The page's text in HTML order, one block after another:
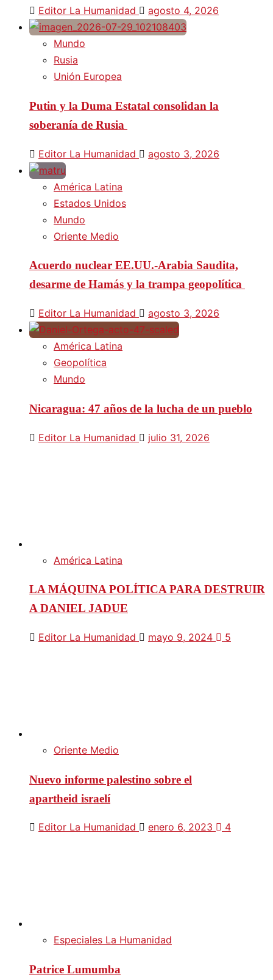
Editor La Humanidad agosto 4, 2026
Mundo
Rusia
Unión Europea
Putin y la Duma Estatal consolidan la
soberanía de Rusia
Editor La Humanidad agosto 3, 2026
América Latina
Estados Unidos
Mundo
Oriente Medio
Acuerdo nuclear EE.UU.-Arabia Saudita,
desarme de Hamás y la trampa geopolítica
Editor La Humanidad agosto 3, 2026
América Latina
Geopolítica
Mundo
Nicaragua: 47 años de la lucha de un pueblo
Editor La Humanidad julio 31, 2026
América Latina
LA MÁQUINA POLÍTICA PARA DESTRUIR
A DANIEL JADUE
Editor La Humanidad mayo 9, 2024 5
Oriente Medio
Nuevo informe palestino sobre el
apartheid israelí
Editor La Humanidad enero 6, 2023 4
Especiales La Humanidad
Patrice Lumumba